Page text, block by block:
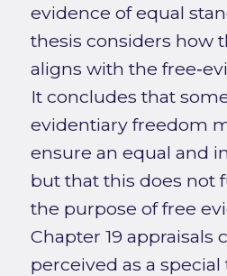
evidence of equal
thesis considers how
aligns with the
It concludes that
evidentiary freedom
ensure an equal and
but that this does not
the purpose of free
Chapter 19 appraisals
perceived as a